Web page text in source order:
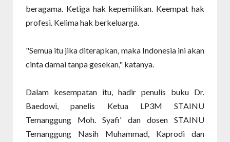
beragama. Ketiga hak kepemilikan. Keempat hak
profesi. Kelima hak berkeluarga.
"Semua itu jika diterapkan, maka Indonesia ini akan
cinta damai tanpa gesekan," katanya.
Dalam kesempatan itu, hadir penulis buku Dr.
Baedowi, panelis Ketua LP3M STAINU
Temanggung Moh. Syafi' dan dosen STAINU
Temanggung Nasih Muhammad, Kaprodi dan